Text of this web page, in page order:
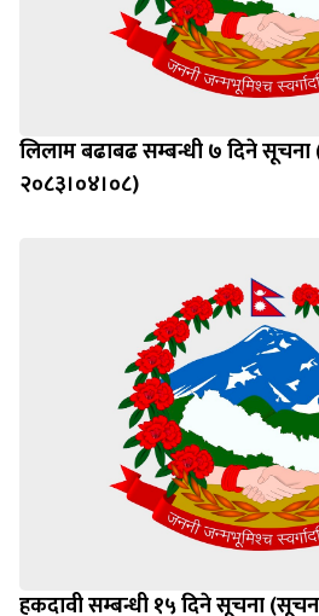
लिलाम बढाबढ सम्बन्धी ७ दिने सूचना
२०८३।०४।०८)
हकदावी सम्बन्धी १५ दिने सूचना